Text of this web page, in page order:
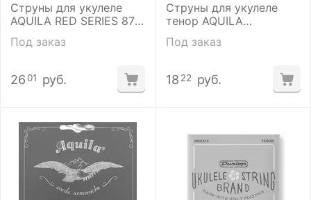
Струны для укулеле
AQUILA RED SERIES 87U
тенор (High G-C-E-A)
Под заказ
26 01 руб.
Струны для укулеле
тенор AQUILA
BIONYLON 63U
Под заказ
18 22 руб.